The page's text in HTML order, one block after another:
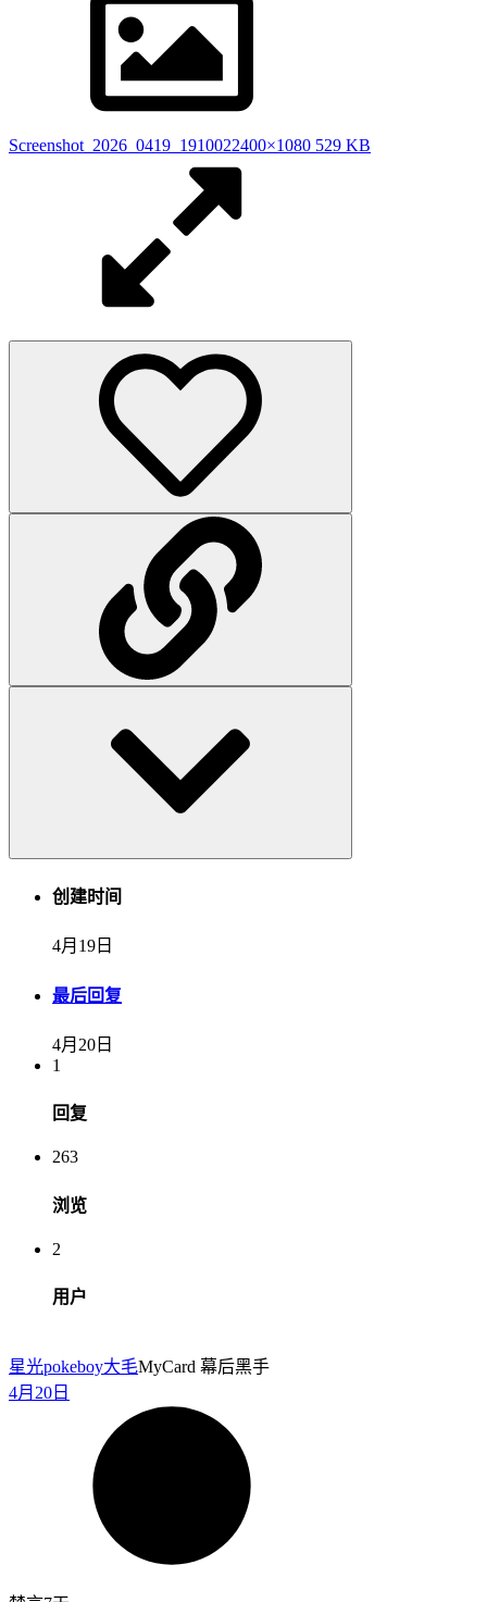
Screenshot_2026_0419_1910022400×1080 529 KB
创建时间
4月19日
最后回复
4月20日
1
回复
263
浏览
2
用户
星光pokeboy大毛MyCard 幕后黑手
4月20日